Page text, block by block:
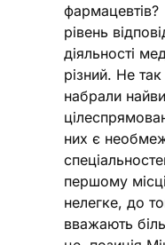
фармацевтів?
рівень
діяльності
різний. Не
набрали
них є
першому
нелегке, до
вважають